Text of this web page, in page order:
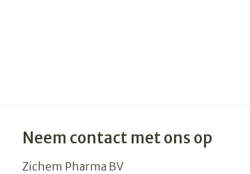
Neem contact met ons op
Zichem Pharma BV